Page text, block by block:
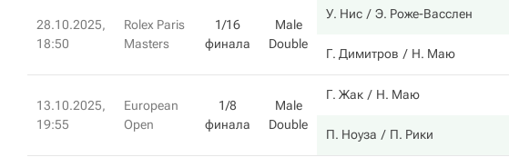
28.10.2025,
18:50
Rolex Paris
Masters
1/16
финала
Male
Double
У. Нис Э. Роже-Васслен
Г. Димитров Н. Маю
13.10.2025,
19:55
European
Open
1/8
финала
Male
Double
Г. Жак Н. Маю
П. Ноуза П. Рики